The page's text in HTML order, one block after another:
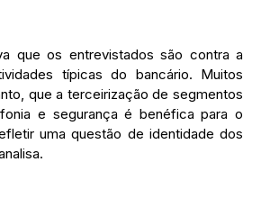
que os entrevistados são contra a
típicas do bancário. Muitos
que a terceirização de segmentos
e segurança é benéfica para o
uma questão de identidade dos